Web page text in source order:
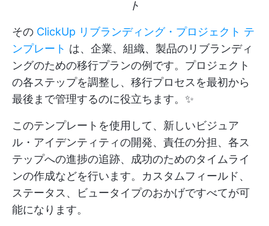
ト
その ClickUp リブランディング・プロジェクト テ
ンプレート は、企業、組織、製品のリブランディ
ングのための移行プランの例です。プロジェクト
の各ステップを調整し、移行プロセスを最初から
最後まで管理するのに役立ちます。✨
このテンプレートを使用して、新しいビジュア
ル・アイデンティティの開発、責任の分担、各ス
テップへの進捗の追跡、成功のためのタイムライ
ンの作成などを行います。カスタムフィールド、
ステータス、ビュータイプのおかげですべてが可
能になります。